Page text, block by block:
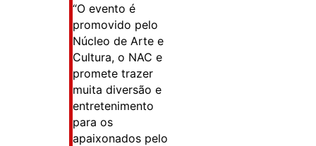
“O evento é
promovido pelo
Núcleo de Arte e
Cultura, o NAC e
promete trazer
muita diversão e
entretenimento
para os
apaixonados pelo